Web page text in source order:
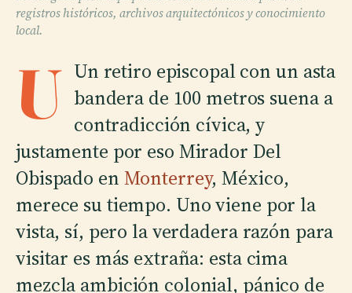
registros históricos, archivos arquitectónicos y conocimiento
local.
U Un retiro episcopal con un asta
bandera de 100 metros suena a
contradicción cívica, y
justamente por eso Mirador Del
Obispado en Monterrey, México,
merece su tiempo. Uno viene por la
vista, sí, pero la verdadera razón para
visitar es más extraña: esta cima
mezcla ambición colonial, pánico de